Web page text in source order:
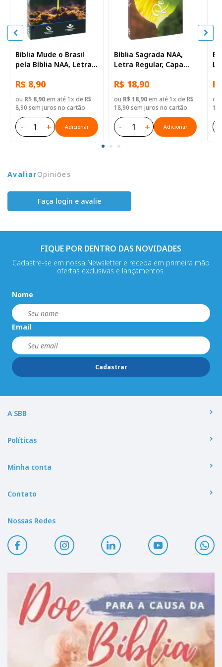
Bíblia Mude o Brasil
pela Bíblia NAA, Letra
Ilustrada: Verde escuro
R$ 8,90
ou R$ 8,90em até 1x de R$
8,90 sem juros no cartão
- + Adicionar
Bíblia Sagrada NAA,
Letra Regular, Capa
Amarela
R$ 18,90
ou R$ 18,90em até 1x de R$
18,90 sem juros no cartão
- + Adicionar
ou
AvaliarOpiniões
Faça login e avalie
FIQUE POR DENTRO DAS NOVIDADES
Cadastre-se em nossa Newsletter e receba em primeira mão
ofertas exclusivas e lançamentos.
Nome
Email
Cadastrar
A SBB
Políticas
Minha conta
Contato
Nossas Redes